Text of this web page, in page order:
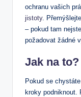
‍ochranu vašich
jistoty.
– pokud tam
požadovat žádné
Jak na to?
Pokud se⁣
⁤kroky podniknout.